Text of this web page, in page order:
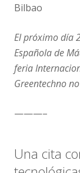
Bilbao
El próximo día
Española de
feria
Greentechno
———–
Una cita